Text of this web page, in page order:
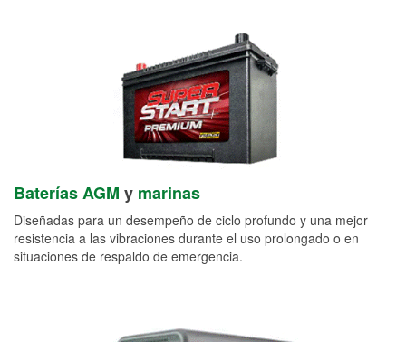
Baterías AGM y marinas
Diseñadas para un desempeño de ciclo profundo y una mejor
resistencia a las vibraciones durante el uso prolongado o en
situaciones de respaldo de emergencia.